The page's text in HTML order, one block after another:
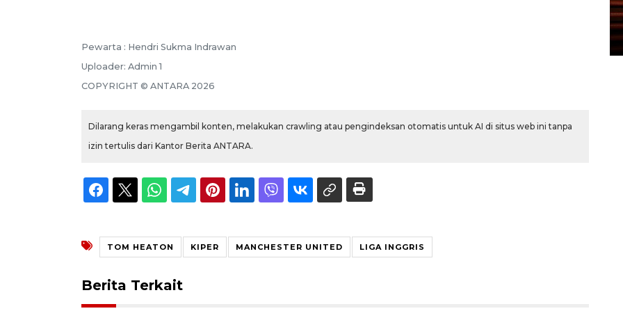
Pewarta : Hendri Sukma Indrawan
Uploader: Admin 1
COPYRIGHT © ANTARA 2026
Dilarang keras mengambil konten, melakukan crawling atau pengindeksan otomatis untuk AI di situs web ini tanpa
izin tertulis dari Kantor Berita ANTARA.
TOM HEATON KIPER MANCHESTER UNITED LIGA INGGRIS
Berita Terkait